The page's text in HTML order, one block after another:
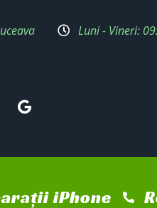
Luni - Vineri:
iPhone